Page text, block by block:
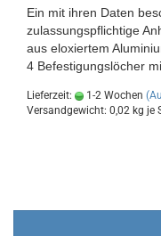
Ein mit ihren Daten
zulassungspflichtige
aus eloxiertem
4 Befestigungslöcher
Lieferzeit: 1-2 Wochen
Versandgewicht: 0,02 kg je